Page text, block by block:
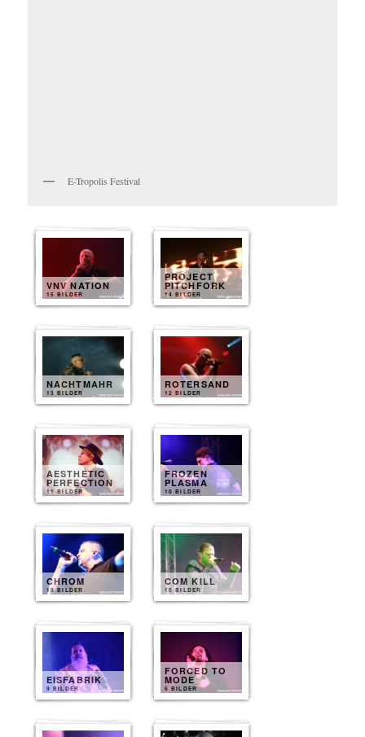
E-Tropolis Festival
VNV NATION
15 BILDER
PROJECT
PITCHFORK
14 BILDER
NACHTMAHR
13 BILDER
ROTERSAND
12 BILDER
AESTHETIC
PERFECTION
11 BILDER
FROZEN
PLASMA
10 BILDER
CHROM
10 BILDER
COM KILL
10 BILDER
EISFABRIK
9 BILDER
FORCED TO
MODE
6 BILDER